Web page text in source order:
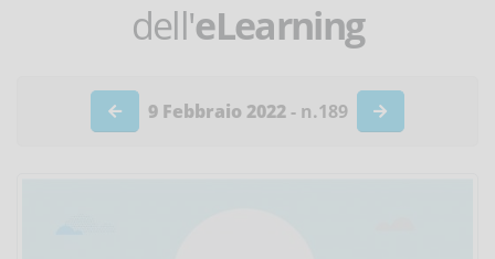
dell'eLearning
9 Febbraio 2022- n.189